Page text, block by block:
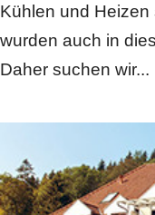
Kühlen und Heizen
wurden auch in
Daher suchen wir...